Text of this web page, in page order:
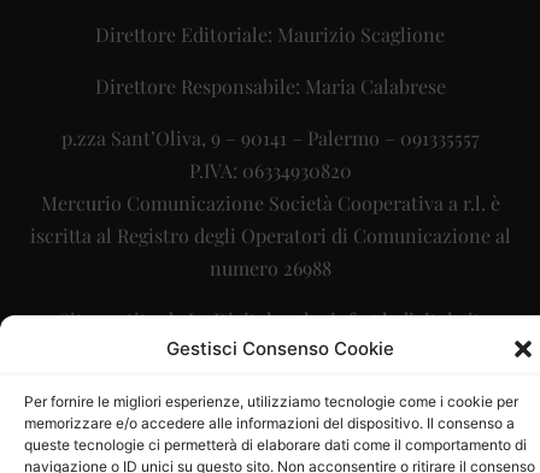
Gestisci Consenso Cookie
Per fornire le migliori esperienze, utilizziamo tecnologie come i cookie per
memorizzare e/o accedere alle informazioni del dispositivo. Il consenso a
queste tecnologie ci permetterà di elaborare dati come il comportamento di
navigazione o ID unici su questo sito. Non acconsentire o ritirare il consenso
Direttore Editoriale: Maurizio Scaglione
Direttore Responsabile: Maria Calabrese
p.zza Sant’Oliva, 9 – 90141 – Palermo – 091335557
P.IVA: 06334930820
Mercurio Comunicazione Società Cooperativa a r.l. è
iscritta al Registro degli Operatori di Comunicazione al
numero 26988
Sito gestito daLa Digitale srl–info@ladigitale.it